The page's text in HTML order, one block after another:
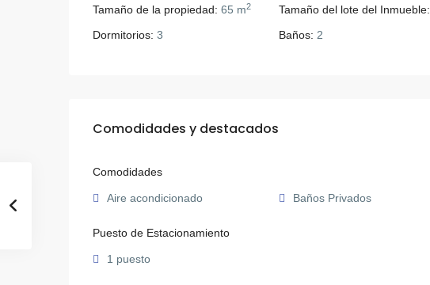
Tamaño de la propiedad: 65 m2 Tamaño del lote del Inmueble:
Dormitorios: 3 Baños: 2
Comodidades y destacados
Comodidades
Aire acondicionado Baños Privados
Puesto de Estacionamiento
1 puesto